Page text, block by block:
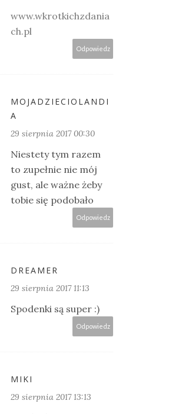
www.wkrotkichzdania
ch.pl
Odpowiedz
MOJADZIECIOLANDI
A
29 sierpnia 2017 00:30
Niestety tym razem
to zupełnie nie mój
gust, ale ważne żeby
tobie się podobało
Odpowiedz
DREAMER
29 sierpnia 2017 11:13
Spodenki są super :)
Odpowiedz
MIKI
29 sierpnia 2017 13:13